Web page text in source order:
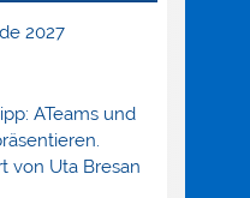
2027
ATeams und
von Uta Bresan